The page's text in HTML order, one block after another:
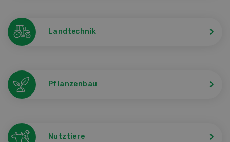
Landtechnik
Pflanzenbau
Nutztiere